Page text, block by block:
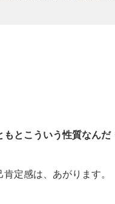
とこういう性質なんだ
定感は、あがります。